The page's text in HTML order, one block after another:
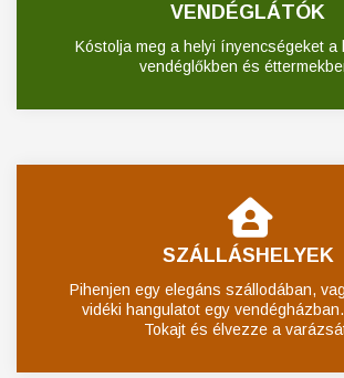
VENDÉGLÁTÓK
Kóstolja meg a helyi ínyencségeket a
vendéglőkben és
SZÁLLÁSHELYEK
Pihenjen egy elegáns szállodában,
vidéki hangulatot egy
Tokajt és élvezze a